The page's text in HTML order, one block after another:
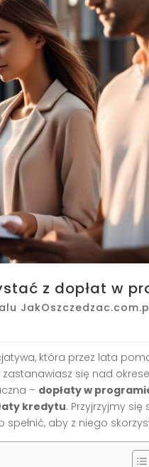
z dopłat w
która przez lata
zastanawiasz się nad
– dopłaty w
kredytu. Przyjrzyjmy
spełnić, aby z niego